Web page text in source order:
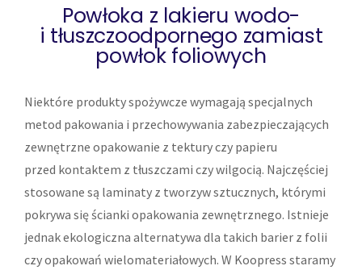
Powłoka z lakieru wodo-
i tłuszczoodpornego zamiast
powłok foliowych
Niektóre produkty spożywcze wymagają specjalnych
metod pakowania i przechowywania zabezpieczających
zewnętrzne opakowanie z tektury czy papieru
przed kontaktem z tłuszczami czy wilgocią. Najczęściej
stosowane są laminaty z tworzyw sztucznych, którymi
pokrywa się ścianki opakowania zewnętrznego. Istnieje
jednak ekologiczna alternatywa dla takich barier z folii
czy opakowań wielomateriałowych. W Koopress staramy